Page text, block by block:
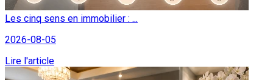
Les cinq sens en immobilier : ...
2026-08-05
Lire l'article